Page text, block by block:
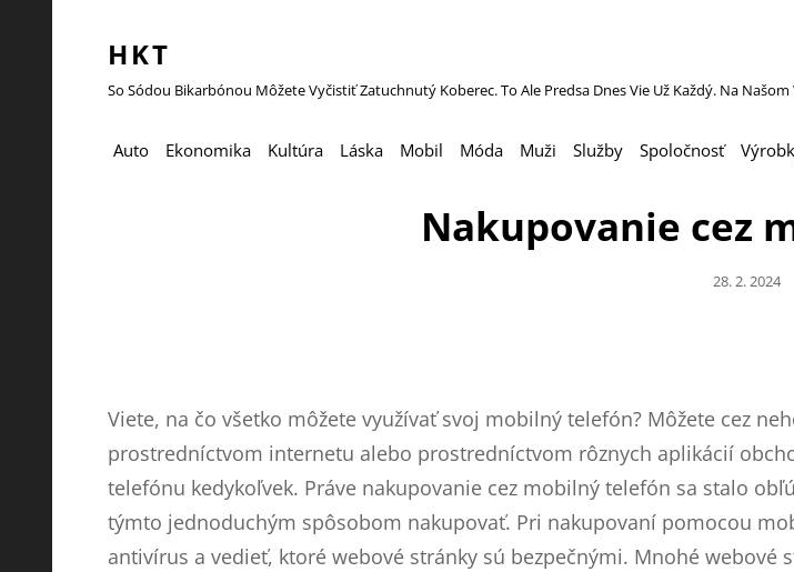
HKT
So Sódou Bikarbónou Môžete Vyčistiť Zatuchnutý Koberec. To Ale Predsa Dnes Vie Už Každý. Na
Auto Ekonomika Kultúra Láska Mobil Móda Muži Služby Spoločnosť
Nakupovanie cez
Posted
28. 2. 2024
Viete, na čo všetko môžete využívať svoj mobilný telefón? Môžete cez
prostredníctvom internetu alebo prostredníctvom rôznych aplikácií
telefónu kedykoľvek. Práve nakupovanie cez mobilný telefón sa stalo
týmto jednoduchým spôsobom nakupovať. Pri nakupovaní pomocou
antivírus a vedieť, ktoré webové stránky sú bezpečnými. Mnohé